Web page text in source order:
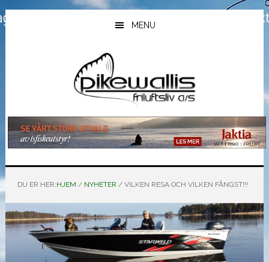
Hopp
til
Hopp
til
Hopp
til
MENU
DU ER HER:HJEM / NYHETER /VILKEN RESA OCH VILKEN FÅNGST!!!